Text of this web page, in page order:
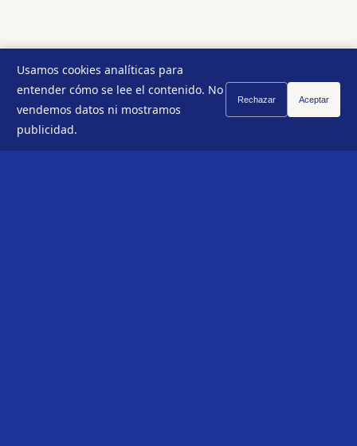
Usamos cookies analíticas para
entender cómo se lee el contenido. No
vendemos datos ni mostramos
publicidad.
Rechazar Aceptar